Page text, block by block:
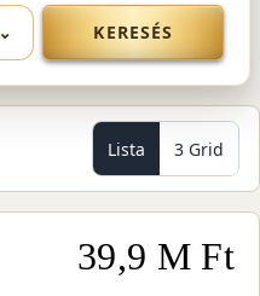
⌄ KERESÉS
Lista 3 Grid
39,9 M Ft